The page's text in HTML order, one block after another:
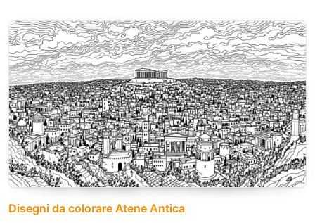
Disegni da colorare Atene Antica